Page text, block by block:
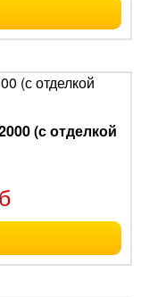
(с отделкой